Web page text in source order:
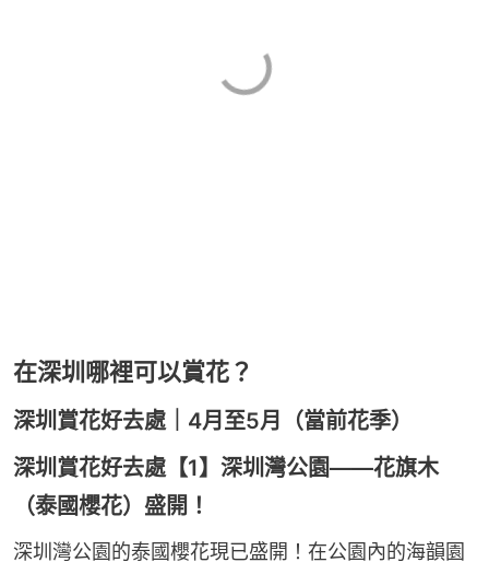
在深圳哪裡可以賞花？
深圳賞花好去處｜4月至5月（當前花季）
深圳賞花好去處【1】深圳灣公園——花旗木
（泰國櫻花）盛開！
深圳灣公園的泰國櫻花現已盛開！在公園內的海韻園